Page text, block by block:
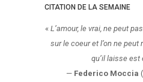
CITATION DE LA SEMAINE
« L’amour, le vrai, ne peut
sur le coeur et l’on ne
qu’il laisse est
— Federico Moccia